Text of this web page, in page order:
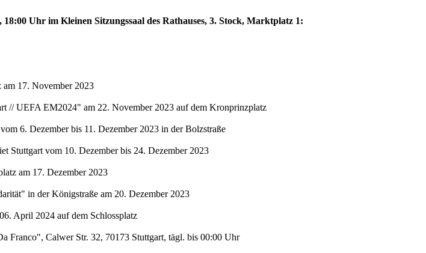
Uhr im Kleinen Sitzungssaal des Rathauses, 3. Stock, Marktplatz 1:
17. November 2023
// UEFA EM2024" am 22. November 2023 auf dem Kronprinzplatz
6. Dezember bis 11. Dezember 2023 in der Bolzstraße
Stuttgart vom 10. Dezember bis 24. Dezember 2023
am 17. Dezember 2023
in der Königstraße am 20. Dezember 2023
April 2024 auf dem Schlossplatz
Franco", Calwer Str. 32, 70173 Stuttgart, tägl. bis 00:00 Uhr